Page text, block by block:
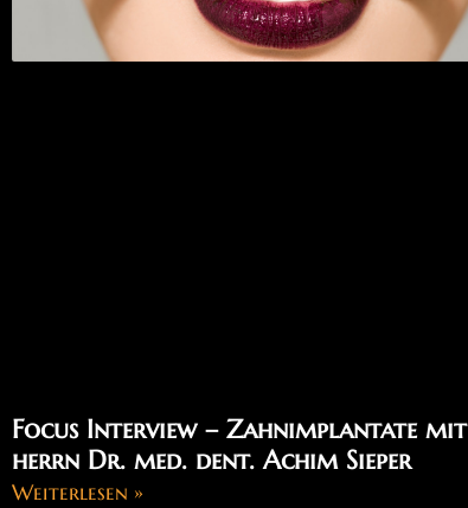
Focus Interview – Zahnimplantate mit
herrn Dr. med. dent. Achim Sieper
Weiterlesen »